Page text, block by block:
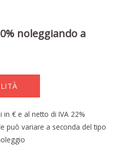
noleggiando a
€ e al netto di IVA 22%
può variare a seconda del tipo